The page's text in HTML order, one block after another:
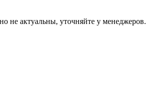
не актуальны, уточняйте у менеджеров.